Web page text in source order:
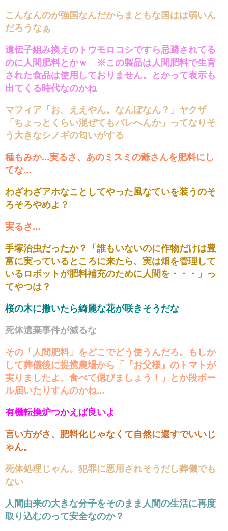
こんなんのが強国なんだからまともな国はは弱いん
だろうなぁ
遺伝子組み換えのトウモロコシですら忌避されてる
のに人間肥料とかｗ ※この製品は人間肥料で生育
された食品は使用しておりません。とかって表示も
出てくる時代なのかね
マフィア「お、ええやん。なんぼなん？」ヤクザ
「ちょっとくらい混ぜてもバレへんか」ってなりそ
う大きなシノギの匂いがする
種もみか…実るさ、あのミスミの爺さんを肥料にし
てな…
わざわざアホなことしてやった風なていを装うのそ
ろそろやめよ？
実るさ…
手塚治虫だったか？「誰もいないのに作物だけは豊
富に実っているところに来たら、実は畑を管理して
いるロボットが肥料補充のために人間を・・・」っ
てやつは？
桜の木に撒いたら綺麗な花が咲きそうだな
死体遺棄事件が減るな
その「人間肥料」をどこでどう使うんだろ。もしか
して葬儀後に提携農場から「『お父様』のトマトが
実りましたよ、食べて偲びましょう！」とか段ボー
ル届いたりすんのかね…
有機転換炉つかえば良いよ
言い方がさ、肥料化じゃなくて自然に還すでいいじ
ゃん。
死体処理じゃん。犯罪に悪用されそうだし葬儀でも
ない
人間由来の大きな分子をそのまま人間の生活に再度
取り込むのって安全なのか？